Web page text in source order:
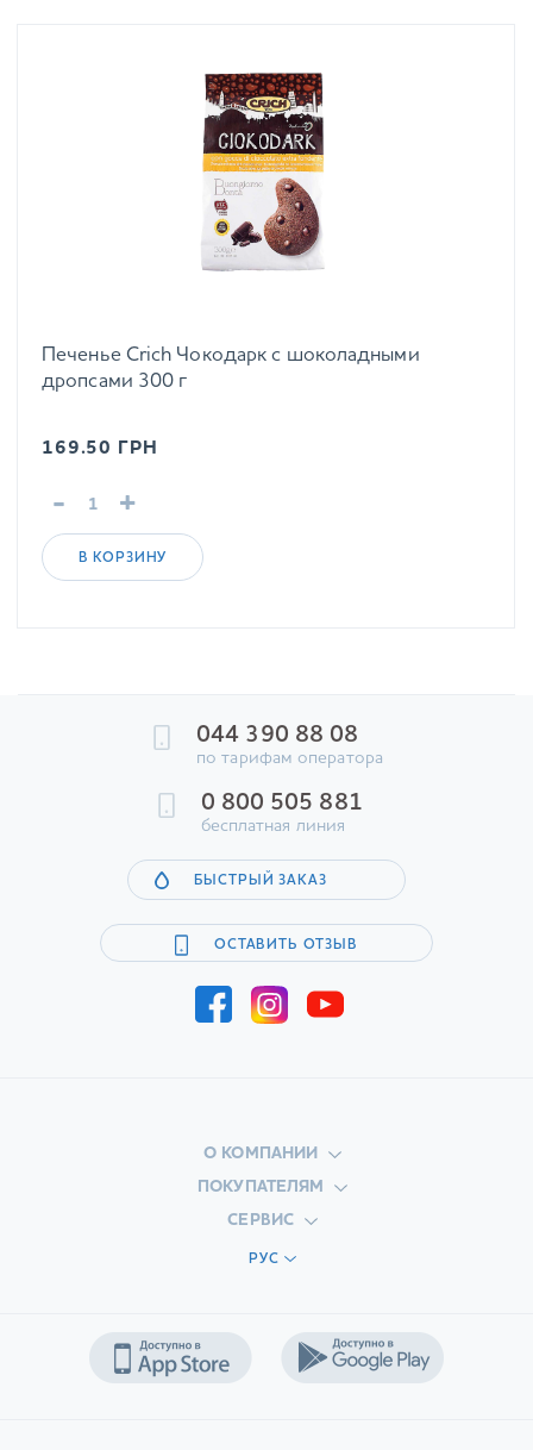
Печенье Crich Чокодарк с шоколадными
дропсами 300 г
169.50 ГРН
- +
В КОРЗИНУ
044 390 88 08
по тарифам оператора
0 800 505 881
бесплатная линия
БЫСТРЫЙ ЗАКАЗ
ОСТАВИТЬ ОТЗЫВ
О КОМПАНИИ
ПОКУПАТЕЛЯМ
СЕРВИС
РУС